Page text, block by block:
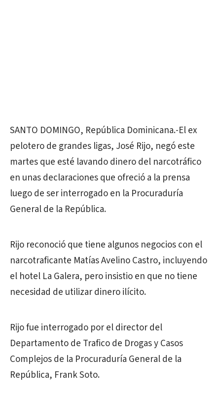
SANTO DOMINGO, República Dominicana.-El ex
pelotero de grandes ligas, José Rijo, negó este
martes que esté lavando dinero del narcotráfico
en unas declaraciones que ofreció a la prensa
luego de ser interrogado en la Procuraduría
General de la República.
Rijo reconoció que tiene algunos negocios con el
narcotraficante Matías Avelino Castro, incluyendo
el hotel La Galera, pero insistio en que no tiene
necesidad de utilizar dinero ilícito.
Rijo fue interrogado por el director del
Departamento de Trafico de Drogas y Casos
Complejos de la Procuraduría General de la
República, Frank Soto.